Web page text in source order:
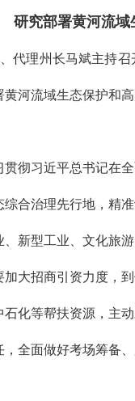
研究部署黄河流
理州长马斌主持召
河流域生态保护和
习近平总书记在全
合治理先行地，精
新型工业、文化旅
大招商引资力度，
化等帮扶资源，主
全面做好考场筹备